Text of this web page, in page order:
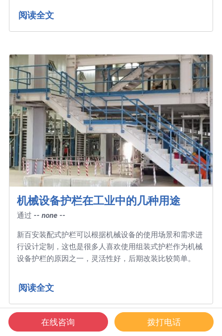
阅读全文
机械设备护栏在工业中的几种用途
通过-- none --
新百安装配式护栏可以根据机械设备的使用场景和需求进
行设计定制，这也是很多人喜欢使用组装式护栏作为机械
设备护栏的原因之一，灵活性好，后期改装比较简单。
阅读全文
在线咨询 拨打电话